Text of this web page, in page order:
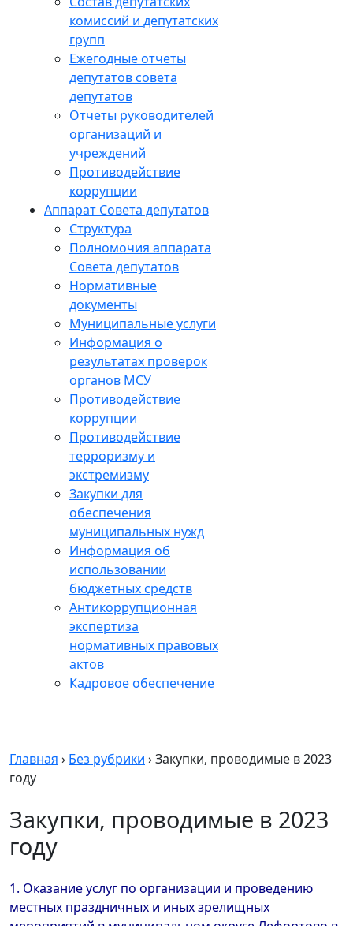
комиссий и депутатских
групп
Ежегодные отчеты
депутатов совета
депутатов
Отчеты руководителей
организаций и
учреждений
Противодействие
коррупции
Аппарат Совета депутатов
Структура
Полномочия аппарата
Совета депутатов
Нормативные
документы
Муниципальные услуги
Информация о
результатах проверок
органов МСУ
Противодействие
коррупции
Противодействие
терроризму и
экстремизму
Закупки для
обеспечения
муниципальных нужд
Информация об
использовании
бюджетных средств
Антикоррупционная
экспертиза
нормативных правовых
актов
Кадровое обеспечение
Главная › Без рубрики ›Закупки, проводимые в 2023
году
Закупки, проводимые в 2023
году
1. Оказание услуг по организации и проведению
местных праздничных и иных зрелищных